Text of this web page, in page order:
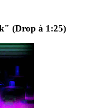
(Drop à 1:25)